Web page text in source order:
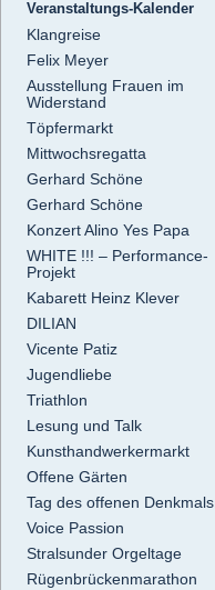
Veranstaltungs-Kalender
Klangreise
Felix Meyer
Ausstellung Frauen im
Widerstand
Töpfermarkt
Mittwochsregatta
Gerhard Schöne
Gerhard Schöne
Konzert Alino Yes Papa
WHITE !!! – Performance-
Projekt
Kabarett Heinz Klever
DILIAN
Vicente Patiz
Jugendliebe
Triathlon
Lesung und Talk
Kunsthandwerkermarkt
Offene Gärten
Tag des offenen Denkmals
Voice Passion
Stralsunder Orgeltage
Rügenbrückenmarathon